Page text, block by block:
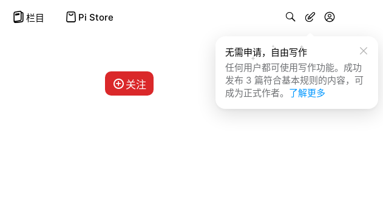
栏目 Pi Store
无需申请，自由写作
任何用户都可使用写作功能。成功
发布 3 篇符合基本规则的内容，可
成为正式作者。 了解更多
关注